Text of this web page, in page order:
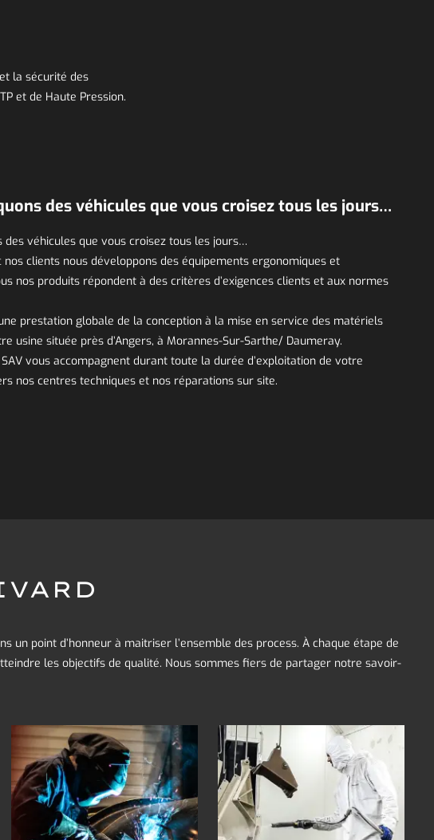
la sécurité des
et de Haute Pression.
des véhicules que vous croisez tous les jours…
des véhicules que vous croisez tous les jours…
nos clients nous développons des équipements ergonomiques et
nos produits répondent à des critères d’exigences clients et aux normes
prestation globale de la conception à la mise en service des matériels
usine située près d’Angers, à Morannes-Sur-Sarthe/ Daumeray.
vous accompagnent durant toute la durée d’exploitation de votre
nos centres techniques et nos réparations sur site.
point d’honneur à maitriser l’ensemble des process. À chaque étape de
les objectifs de qualité. Nous sommes fiers de partager notre savoir-